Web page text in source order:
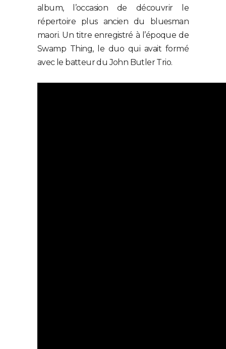
album, l’occasion de découvrir le
répertoire plus ancien du bluesman
maori. Un titre enregistré à l’époque de
Swamp Thing, le duo qui avait formé
avec le batteur du John Butler Trio.